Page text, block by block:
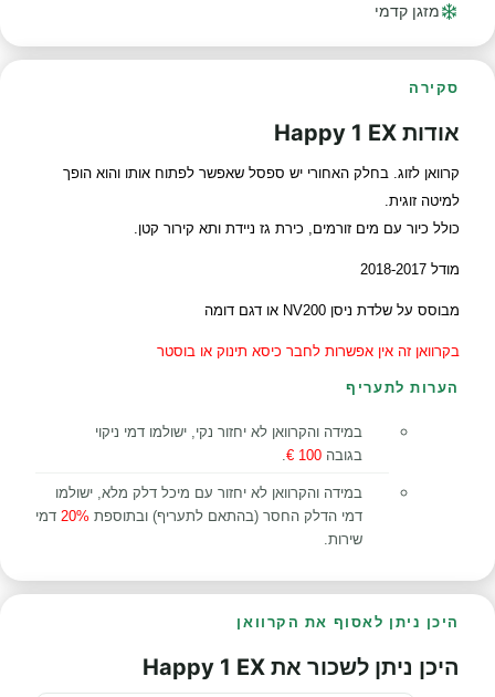
מזגן קדמי
סקירה
אודות Happy 1 EX
קרוואן לזוג. בחלק האחורי יש ספסל שאפשר לפתוח אותו והוא הופך
למיטה זוגית.
כולל כיור עם מים זורמים, כירת גז ניידת ותא קירור קטן.
מודל 2018-2017
מבוסס על שלדת ניסן NV200 או דגם דומה
בקרוואן זה אין אפשרות לחבר כיסא תינוק או בוסטר
הערות לתעריף
במידה והקרוואן לא יחזור נקי, ישולמו דמי ניקוי
בגובה 100 €
.
במידה והקרוואן לא יחזור עם מיכל דלק מלא, ישולמו
דמי הדלק החסר (בהתאם לתעריף) ובתוספת 20% דמי
שירות.
היכן ניתן לאסוף את הקרוואן
היכן ניתן לשכור את Happy 1 EX